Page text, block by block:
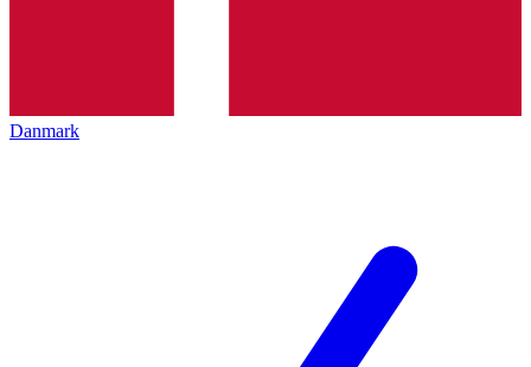
Danmark